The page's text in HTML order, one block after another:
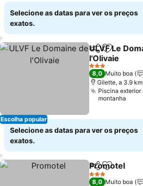
Selecione as datas para ver os preços
exatos.
Escolha popular
Partilhar
ULVF Le
l'Olivaie
Ver preços
3 Estrelas
8,0 Muito boa
Gilette, a 3.9
Piscina exterior
montanha
Selecione as datas para ver os preços
exatos.
Partilhar
Promotel
3 Estrelas
8,0 Muito boa